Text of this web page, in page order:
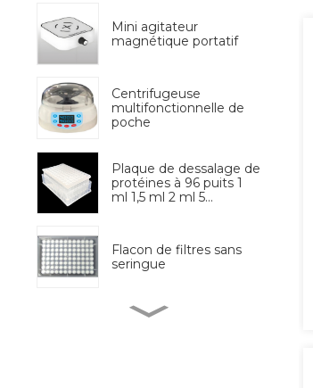
Mini agitateur
magnétique portatif
Centrifugeuse
multifonctionnelle de
poche
Plaque de dessalage de
protéines à 96 puits 1
ml 1,5 ml 2 ml 5...
Flacon de filtres sans
seringue
Préprocesseur